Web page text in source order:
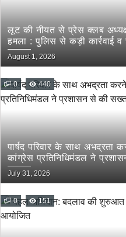
लूट की नीयत से प्रेस क्लब
हमला : पुलिस से कड़ी कार्रवाई व
August 1, 2026
0 440
पार्षद परिवार के साथ
कांग्रेस प्रतिनिधिमंडल ने
मांग
July 31, 2026
0 151